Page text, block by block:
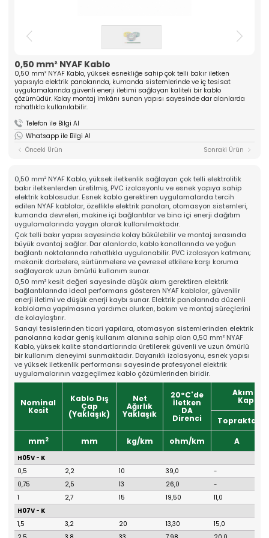
Kurumsal
» Hakkımızda
» Vizyon, Misyon
» Kariyer
Ürünlerimiz
» Halat Şişesi Grubu
» Plastik Grubu
» Konsol Grubu
» Yedek Parçalar
Kalite
» Kalite Belgelerimiz
» Kalite Politikamız
Üretim
» Üretim Hattımız
» Özel Üretim Yeteneğimiz
Online Katalog
Bize Ulaşın
» İleitşim Bilgilerimiz
» Konum Bilgilerimiz
çözümler sunar.
» Kablo Grubu
» Halat Şişesi Grubu
» Konsol Grubu
» Yedek Parçalar
» Tüm Kategoriler
Tüm hakkı saklıdır. Sitemizde kullanılan tüm içerik ve görseller
Mahens Asansör'e ait olup izinsiz kullanımı hukuki yaptırıma tabidir.
İhracat & Lojistik
Haberler
Kariyer
İletişim
0,50 mm² NYAF Kablo
0,50 mm² NYAF Kablo, yüksek esnekliğe sahip çok telli bakır iletken
yapısıyla elektrik panolarında, kumanda sistemlerinde ve iç tesisat
uygulamalarında güvenli enerji iletimi sağlayan kaliteli bir kablo
çözümüdür. Kolay montaj imkânı sunan yapısı sayesinde dar alanlarda
rahatlıkla kullanılabilir.
Telefon ile Bilgi Al
Whatsapp ile Bilgi Al
Önceki Ürün
Sonraki Ürün
0,50 mm² NYAF Kablo, yüksek iletkenlik sağlayan çok telli elektrolitik
bakır iletkenlerden üretilmiş, PVC izolasyonlu ve esnek yapıya sahip
elektrik kablosudur. Esnek kablo gerektiren uygulamalarda tercih
edilen NYAF kablolar, özellikle elektrik panoları, otomasyon sistemleri,
kumanda devreleri, makine içi bağlantılar ve bina içi enerji dağıtım
uygulamalarında yaygın olarak kullanılmaktadır.
Çok telli bakır yapısı sayesinde kolay bükülebilir ve montaj sırasında
büyük avantaj sağlar. Dar alanlarda, kablo kanallarında ve yoğun
bağlantı noktalarında rahatlıkla uygulanabilir. PVC izolasyon katmanı;
mekanik darbelere, sürtünmelere ve çevresel etkilere karşı koruma
sağlayarak uzun ömürlü kullanım sunar.
0,50 mm² kesit değeri sayesinde düşük akım gerektiren elektrik
bağlantılarında ideal performans gösteren NYAF kablolar, güvenilir
enerji iletimi ve düşük enerji kaybı sunar. Elektrik panolarında düzenli
kablolama yapılmasına yardımcı olurken, bakım ve montaj süreçlerini
de kolaylaştırır.
Sanayi tesislerinden ticari yapılara, otomasyon sistemlerinden elektrik
panolarına kadar geniş kullanım alanına sahip olan 0,50 mm² NYAF
Kablo, yüksek kalite standartlarında üretilerek güvenli ve uzun ömürlü
bir kullanım deneyimi sunmaktadır. Dayanıklı izolasyonu, esnek yapısı
ve yüksek iletkenlik performansı sayesinde profesyonel elektrik
uygulamalarının vazgeçilmez kablo çözümlerinden biridir.
Nominal
Kesit
Kablo Dış
Çap
(Yaklaşık)
Net
Ağırlık
Yaklaşık
20°C'de
İletken
DA
Direnci
Akım
Toprakta
mm2 mm kg/km ohm/km A
H05V - K
0,5
2,2 10 39,0 -
0,75
2,5 13 26,0 -
1
2,7 15 19,50 11,0
H07V - K
1,5
3,2 20 13,30 15,0